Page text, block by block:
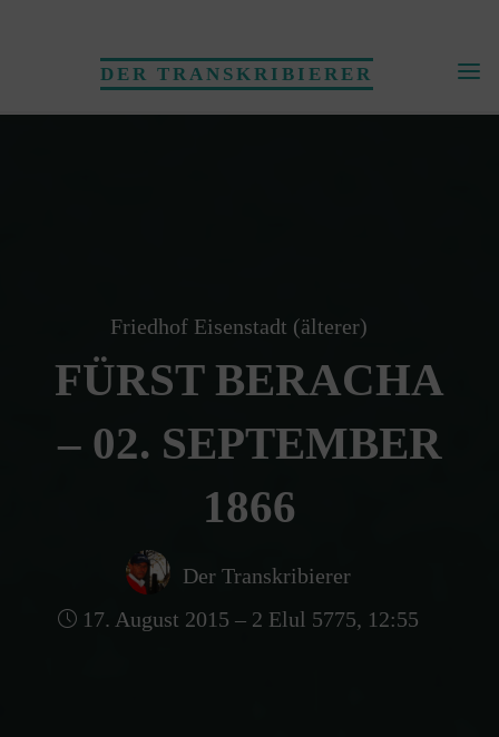
DER TRANSKRIBIERER
Friedhof Eisenstadt (älterer)
FÜRST BERACHA
– 02. SEPTEMBER
1866
Der Transkribierer
17. August 2015 – 2 Elul 5775, 12:55